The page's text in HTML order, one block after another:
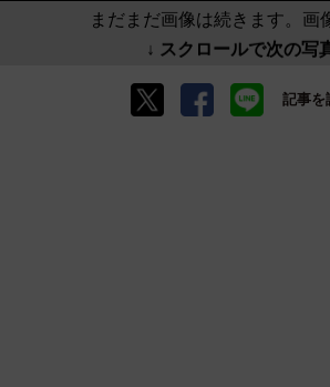
まだまだ画像は続きます。画
↓ スクロールで次の写
記事を